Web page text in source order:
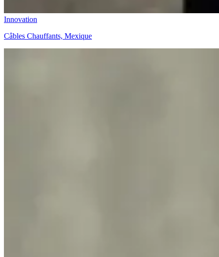
Innovation
Câbles Chauffants, Mexique